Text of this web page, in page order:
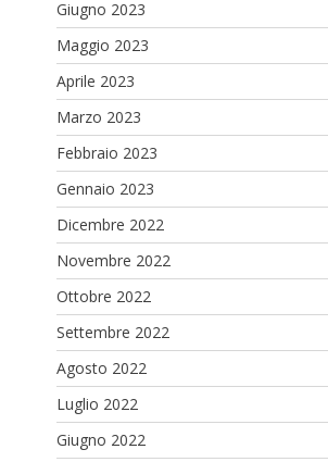
Giugno 2023
Maggio 2023
Aprile 2023
Marzo 2023
Febbraio 2023
Gennaio 2023
Dicembre 2022
Novembre 2022
Ottobre 2022
Settembre 2022
Agosto 2022
Luglio 2022
Giugno 2022